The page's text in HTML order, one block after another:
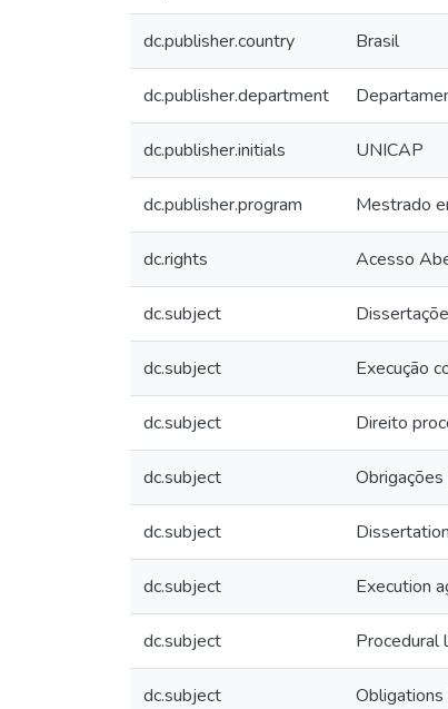
dc.publisher.country Brasil
dc.publisher.department
dc.publisher.initials UNICAP
dc.publisher.program Mestrado
dc.rights Acesso
dc.subject
dc.subject Execução
dc.subject Direito
dc.subject
dc.subject
dc.subject Execution
dc.subject Procedural
dc.subject Obligations